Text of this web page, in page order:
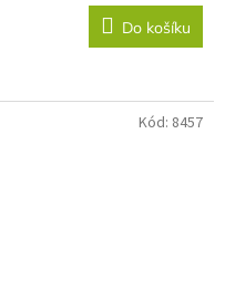
Do košíku
Kód: 8457